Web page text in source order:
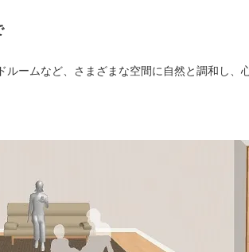
ルームなど、さまざまな空間に自然と調和し、